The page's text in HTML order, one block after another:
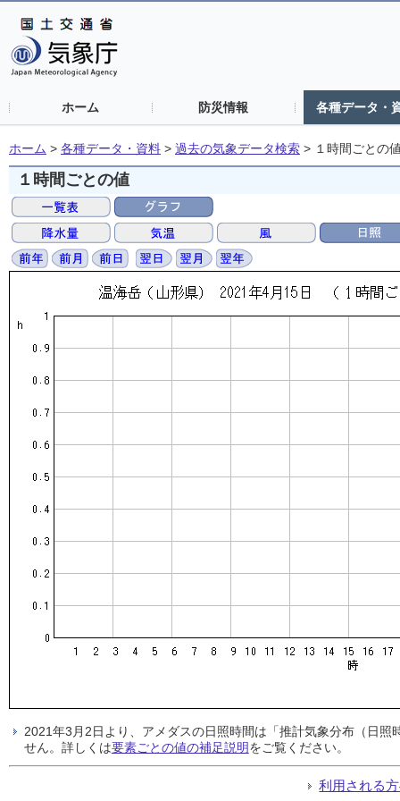
ホーム 防災情報 各種データ・
ホーム > 各種データ・資料 > 過去の気象データ検索 > １時間ごとの
１時間ごとの値
2021年3月2日より、アメダスの日照時間は「推計気象分布（日
せん。詳しくは要素ごとの値の補足説明をご覧ください。
利用される